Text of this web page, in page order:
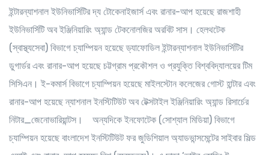
ইন্টারন্যাশনাল ইউনিভার্সিটির দ্য টোকেনাইজার্স এবং রানার-আপ হয়েছে রাজশাহী
ইউনিভার্সিটি অব ইঞ্জিনিয়ারিং অ্যান্ড টেকনোলজির অরবিট সাস। হেলথটেক
(স্বাস্থ্যসেবা) বিভাগে চ্যাম্পিয়ন হয়েছে ড্যাফোডিল ইন্টারন্যাশনাল ইউনিভার্সিটির
ডুগার্ডর এবং রানার-আপ হয়েছে চট্টগ্রাম প্রকৌশল ও প্রযুক্তি বিশ্ববিদ্যালয়ের টিম
সিসিএন। ই-কমার্স বিভাগে চ্যাম্পিয়ন হয়েছে মাইলস্টোন কলেজের গোস্ট হান্টার এবং
রানার-আপ হয়েছে ন্যাশনাল ইনস্টিটিউট অব টেক্সটাইল ইঞ্জিনিয়ারিং অ্যান্ড রিসার্চের
নিটার_জেনোভারিয়ান্টস।
অন্যদিকে ইনফোটেক (সোশ্যাল মিডিয়া) বিভাগে
চ্যাম্পিয়ন হয়েছে বাংলাদেশ ইনস্টিটিউট ফর জুডিশিয়াল অ্যাডভান্সমেন্টের সাইবার সিল্ড